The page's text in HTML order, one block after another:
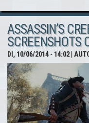
ASSASSIN’S
SCREENSHOTS
DI, 10/06/2014 - 14:02|